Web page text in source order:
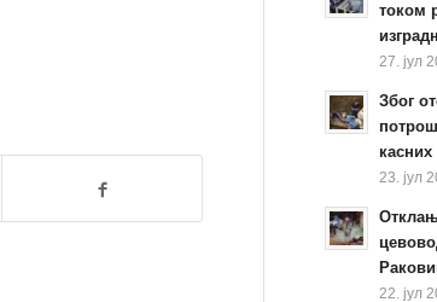
током
27. јул
Због
23. јул
22. јул